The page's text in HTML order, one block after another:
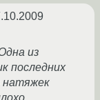
из
последних
натяжек